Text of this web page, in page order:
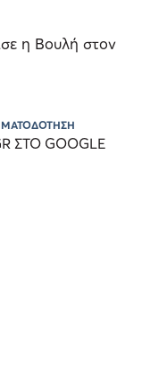
η Βουλή στον
ΣΤΟ GOOGLE